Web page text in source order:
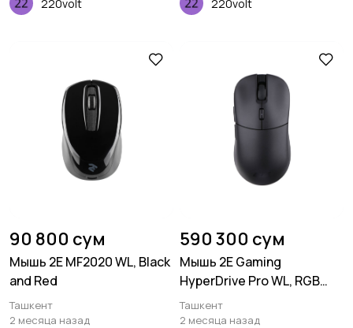
220volt 220volt
90 800 сум
Мышь 2E MF2020 WL, Black
and Red
Ташкент
2 месяца назад
590 300 сум
Мышь 2E Gaming
HyperDrive Pro WL, RGB
Black
Ташкент
2 месяца назад